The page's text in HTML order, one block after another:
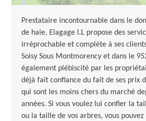
Prestataire incontournable dans le
de haie, Elagage I.L propose des
irréprochable et complète à ses
Soisy Sous Montmorency et dans le
également plébiscité par les
déjà fait confiance du fait de ses prix
qui sont les moins chers du marché
années. Si vous voulez lui confier la
ou la taille de vos arbres, vous